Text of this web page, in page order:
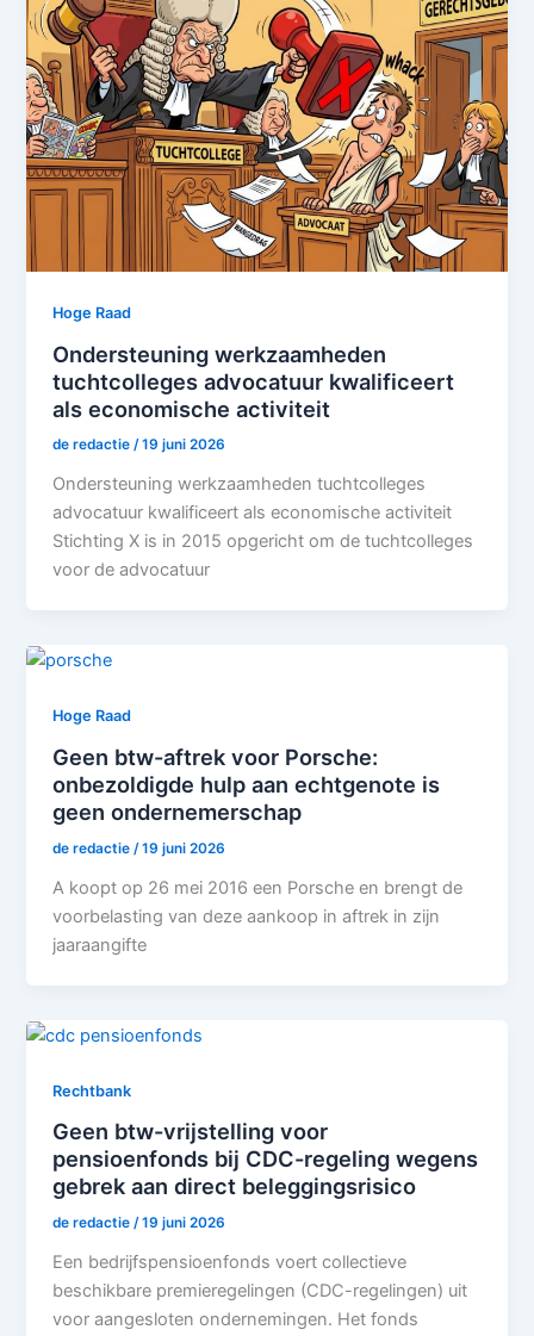
Hoge Raad
Ondersteuning werkzaamheden
tuchtcolleges advocatuur kwalificeert
als economische activiteit
de redactie/19 juni 2026
Ondersteuning werkzaamheden tuchtcolleges
advocatuur kwalificeert als economische activiteit
Stichting X is in 2015 opgericht om de tuchtcolleges
voor de advocatuur
Hoge Raad
Geen btw-aftrek voor Porsche:
onbezoldigde hulp aan echtgenote is
geen ondernemerschap
de redactie/19 juni 2026
A koopt op 26 mei 2016 een Porsche en brengt de
voorbelasting van deze aankoop in aftrek in zijn
jaaraangifte
Rechtbank
Geen btw-vrijstelling voor
pensioenfonds bij CDC-regeling wegens
gebrek aan direct beleggingsrisico
de redactie/19 juni 2026
Een bedrijfspensioenfonds voert collectieve
beschikbare premieregelingen (CDC-regelingen) uit
voor aangesloten ondernemingen. Het fonds